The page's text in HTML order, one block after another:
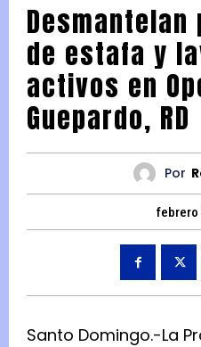
de estafa y
activos en
Guepardo, RD
Por
febrero
Santo Domingo.-La